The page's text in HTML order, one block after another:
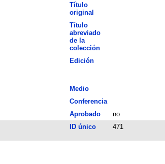
Título
original
Título
abreviado
de la
colección
Edición
Medio
Conferencia
Aprobado
no
ID único 471